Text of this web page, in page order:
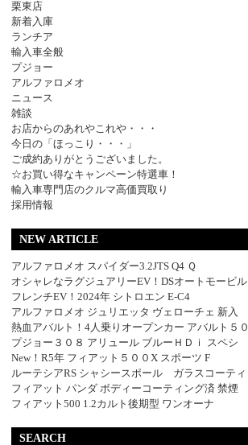
栗東店
新着入庫
ランチア
輸入車全般
プジョー
アルファロメオ
ニュース
雑談
お店からのあれやこれや・・・
今日の「ほっこり・・・」
ご成約ありがとうございました。
☆お買い得なキャンペーン特選車！
輸入車専門店のクルマ高価買取り
採用情報
NEW ARTICLE
アルファロメオ スパイダー3.2JTS Q4 Ｑ
オシャレなラグジュアリーEV！DSオートモービル
フレンチEV！2024年 シトロエン E-C4
アルファロメオ ジュリエッタ ヴェローチェ 新入
熱血アバルト！4人乗りオープンカー アバルト５０
プジョー３０８ アリュール ブルーＨＤｉ スペシ
New！R5年 フィアット５００X スポーツ F
ルーテシアRS シャシースポール ガラスコーティ
フィアット パンダ ボディーコーティング済 禁煙
フィアット500 1.2カルト後期型 ワンオーナ
SEARCH